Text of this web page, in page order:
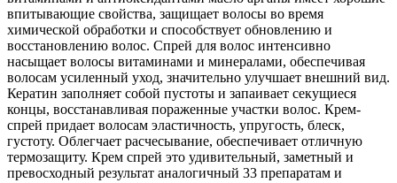
впитывающие свойства, защищает волосы во время
химической обработки и способствует обновлению и
восстановлению волос. Спрей для волос интенсивно
насыщает волосы витаминами и минералами, обеспечивая
волосам усиленный уход, значительно улучшает внешний вид.
Кератин заполняет собой пустоты и запаивает секущиеся
концы, восстанавливая пораженные участки волос. Крем-
спрей придает волосам эластичность, упругость, блеск,
густоту. Облегчает расчесывание, обеспечивает отличную
термозащиту. Крем спрей это удивительный, заметный и
превосходный результат аналогичный 33 препаратам и